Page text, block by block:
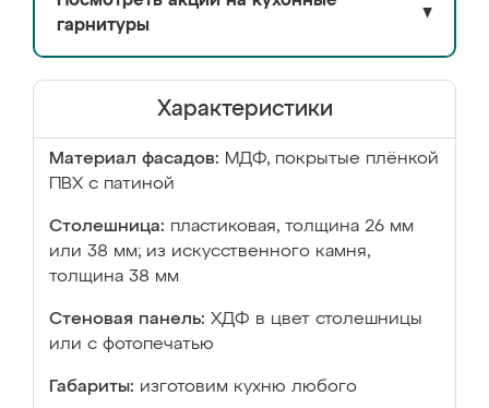
гарнитуры
▼
Характеристики
Материал фасадов: МДФ, покрытые плёнкой
ПВХ с патиной
Столешница: пластиковая, толщина 26 мм
или 38 мм; из искусственного камня,
толщина 38 мм
Стеновая панель: ХДФ в цвет столешницы
или с фотопечатью
Габариты: изготовим кухню любого